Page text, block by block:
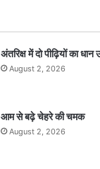
अंतरिक्ष में दो पीढ़ियों का
August 2, 2026
आम से बढ़े चेहरे की चमक
August 2, 2026